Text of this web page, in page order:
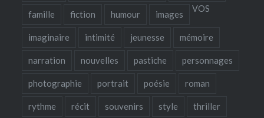
famille fiction humour images
imaginaire intimité jeunesse mémoire
narration nouvelles pastiche personnages
photographie portrait poésie roman
rythme récit souvenirs style thriller
VOS